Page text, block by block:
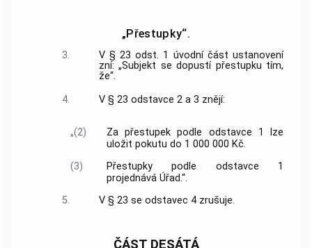
„Přestupky“.
3.
V § 23 odst. 1 úvodní část ustanovení
zní: „Subjekt se dopustí přestupku tím,
že“.
4.
V § 23 odstavce 2 a 3 znějí:
„(2)
Za přestupek podle odstavce 1 lze
uložit pokutu do 1 000 000 Kč.
(3)
Přestupky podle odstavce 1
projednává Úřad.“.
5.
V § 23 se odstavec 4 zrušuje.
ČÁST DESÁTÁ